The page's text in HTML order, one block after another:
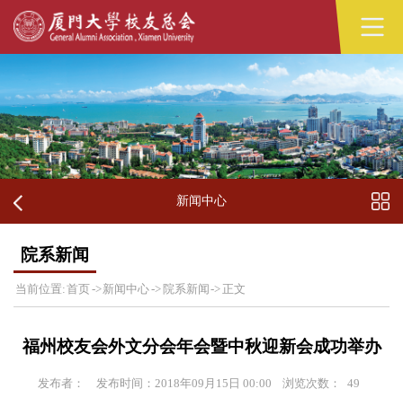
新闻中心
院系新闻
当前位置:首页->新闻中心-> 院系新闻-> 正文
福州校友会外文分会年会暨中秋迎新会成功举办
发布者： 发布时间：2018年09月15日 00:00 浏览次数： 49